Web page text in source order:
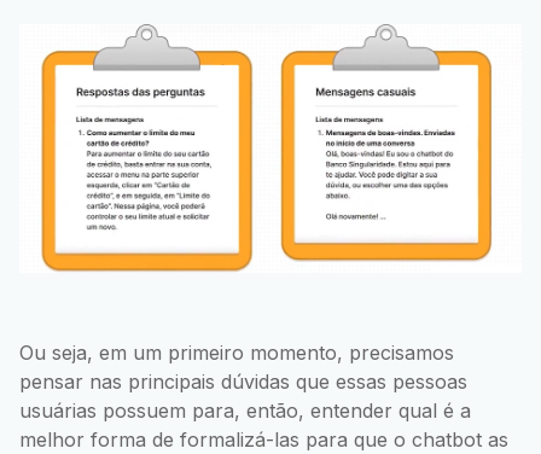
Ou seja, em um primeiro momento, precisamos
pensar nas principais dúvidas que essas pessoas
usuárias possuem para, então, entender qual é a
melhor forma de formalizá-las para que o chatbot as